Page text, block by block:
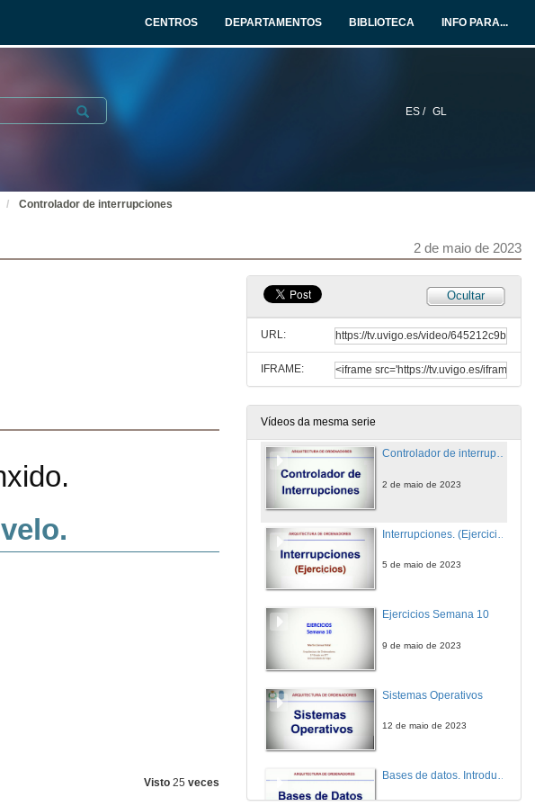
CENTROS DEPARTAMENTOS BIBLIOTECA INFO PARA...
ES / GL
Submit
Controlador de interrupciones
2 de maio de 2023
Visto 25 veces
Ocultar
URL:
IFRAME:
Vídeos da mesma serie
Formatos de Instrucciones
21 de abr. de 2023
Interrupciones. (Introducción)
Algrorítmez simplificado. Consutla por hardware
28 de abr. de 2023
Controlador de interrupciones
2 de maio de 2023
5 de maio de 2023
Ejercicios Semana 10
9 de maio de 2023
Sistemas Operativos
12 de maio de 2023
Bases de datos. Introducción